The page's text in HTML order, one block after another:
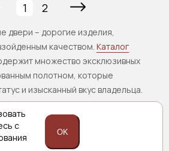
1 2
двери – дорогие изделия,
качеством. Каталог
множество эксклюзивных
полотном, которые
и изысканный вкус владельца.
межкомнатные двери
конструкции. Для их производства
и комплектующие,
с
OK